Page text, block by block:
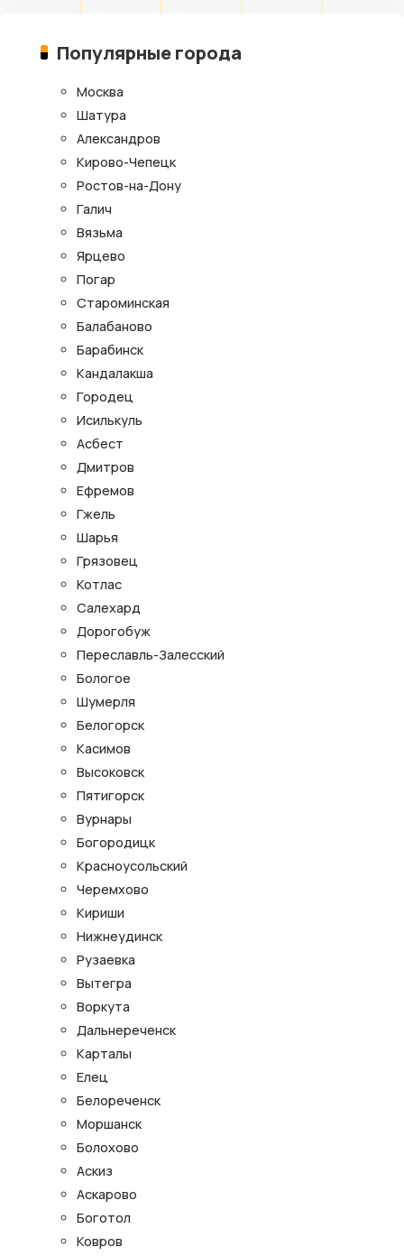
Популярные города
Москва
Шатура
Александров
Кирово-Чепецк
Ростов-на-Дону
Галич
Вязьма
Ярцево
Погар
Староминская
Балабаново
Барабинск
Кандалакша
Городец
Исилькуль
Асбест
Дмитров
Ефремов
Гжель
Шарья
Грязовец
Котлас
Салехард
Дорогобуж
Переславль-Залесский
Бологое
Шумерля
Белогорск
Касимов
Высоковск
Пятигорск
Вурнары
Богородицк
Красноусольский
Черемхово
Кириши
Нижнеудинск
Рузаевка
Вытегра
Воркута
Дальнереченск
Карталы
Елец
Белореченск
Моршанск
Болохово
Аскиз
Аскарово
Боготол
Ковров